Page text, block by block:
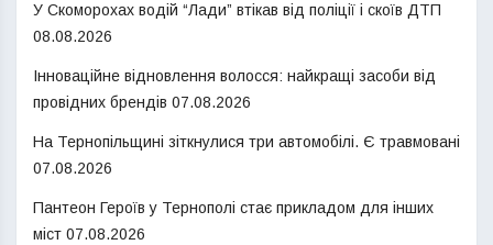
У Скоморохах водій “Лади” втікав від поліції і скоїв ДТП
08.08.2026
Інноваційне відновлення волосся: найкращі засоби від
провідних брендів 07.08.2026
На Тернопільщині зіткнулися три автомобілі. Є травмовані
07.08.2026
Пантеон Героїв у Тернополі стає прикладом для інших
міст 07.08.2026